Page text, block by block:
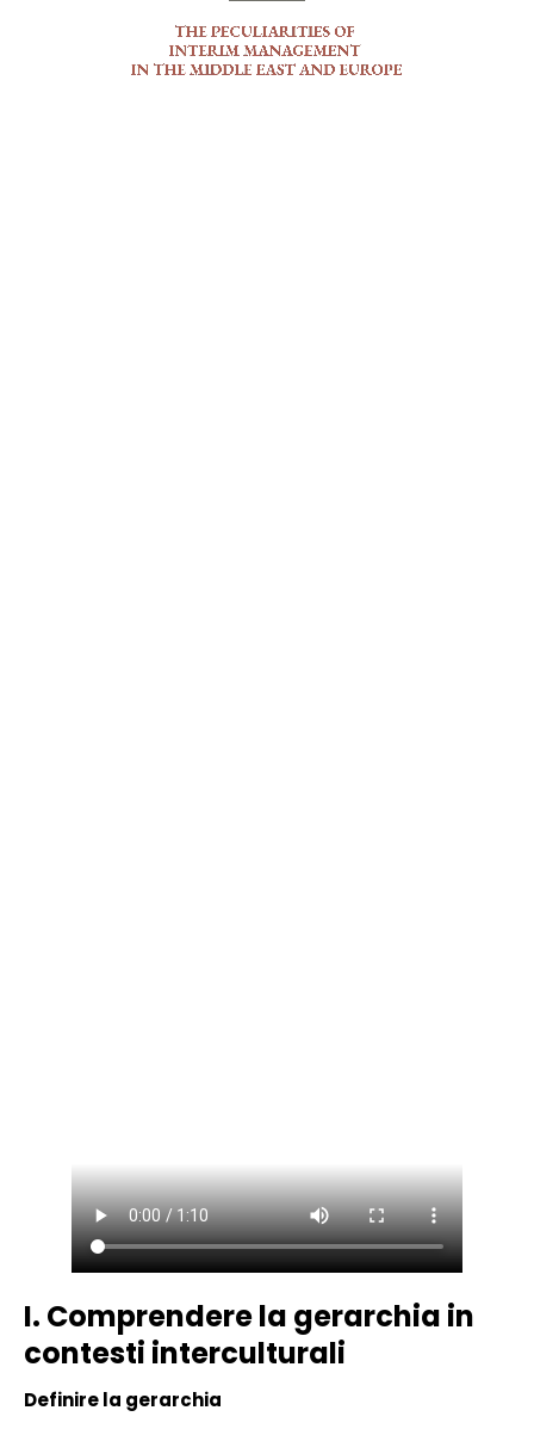
I. Comprendere la gerarchia in
contesti interculturali
Definire la gerarchia